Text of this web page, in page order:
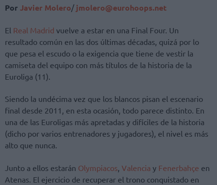
Por Javier Molero/ jmolero@eurohoops.net
El Real Madrid vuelve a estar en una Final Four. Un
resultado común en las dos últimas décadas, quizá por lo
que pesa el escudo o la exigencia que tiene de vestir la
camiseta del equipo con más títulos de la historia de la
Euroliga (11).
Siendo la undécima vez que los blancos pisan el escenario
final desde 2011, en esta ocasión, todo parece distinto. En
una de las Euroligas más apretadas y difíciles de la historia
(dicho por varios entrenadores y jugadores), el nivel es más
alto que nunca.
Junto a ellos estarán Olympiacos Valencia y Fenerbahçe en
Atenas. El ejercicio de recuperar el trono conquistado en